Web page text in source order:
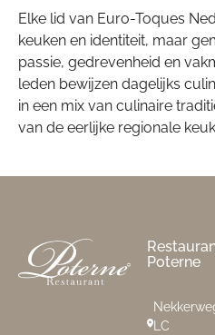
Elke lid van Euro-Toques
keuken en identiteit, maar
passie, gedrevenheid en
leden bewijzen dagelijks
in een mix van culinaire
van de eerlijke regionale
Poterne
LC